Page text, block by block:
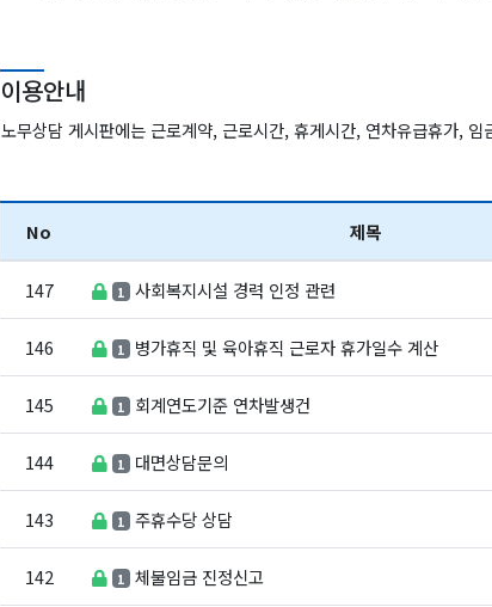
이용안내
노무상담 게시판에는 근로계약, 근로시간, 휴게시간, 연차유급휴가,
No 제목
147 1 사회복지시설 경력 인정 관련
146 1 병가휴직 및 육아휴직 근로자 휴가일수 계산
145 1 회계연도기준 연차발생건
144 1 대면상담문의
143 1 주휴수당 상담
142 1 체불임금 진정신고